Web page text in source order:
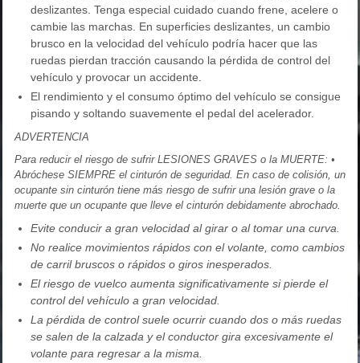
deslizantes. Tenga especial cuidado cuando frene, acelere o
cambie las marchas. En superficies deslizantes, un cambio
brusco en la velocidad del vehículo podría hacer que las
ruedas pierdan tracción causando la pérdida de control del
vehículo y provocar un accidente.
El rendimiento y el consumo óptimo del vehículo se consigue
pisando y soltando suavemente el pedal del acelerador.
ADVERTENCIA
Para reducir el riesgo de sufrir LESIONES GRAVES o la MUERTE: •
Abróchese SIEMPRE el cinturón de seguridad. En caso de colisión, un
ocupante sin cinturón tiene más riesgo de sufrir una lesión grave o la
muerte que un ocupante que lleve el cinturón debidamente abrochado.
Evite conducir a gran velocidad al girar o al tomar una curva.
No realice movimientos rápidos con el volante, como cambios
de carril bruscos o rápidos o giros inesperados.
El riesgo de vuelco aumenta significativamente si pierde el
control del vehículo a gran velocidad.
La pérdida de control suele ocurrir cuando dos o más ruedas
se salen de la calzada y el conductor gira excesivamente el
volante para regresar a la misma.